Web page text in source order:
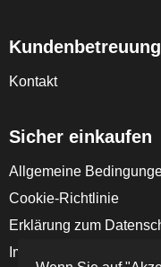
Kundenbetreuung
Kontakt
Sicher einkaufen
Allgemeine
Cookie-Richtlinie
Erklärung zum
Impressum